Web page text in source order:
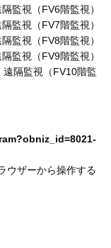
監視（FV6階監視）
監視（FV7階監視）
監視（FV8階監視）
監視（FV9階監視）
隔監視（FV10階監
8021-
ウザーから操作する